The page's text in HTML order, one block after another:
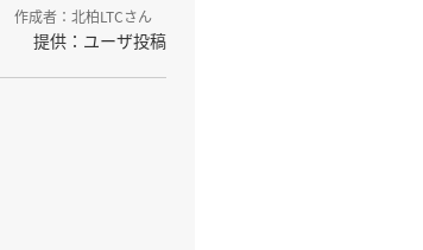
作成者：北柏LTCさん
提供：ユーザ投稿